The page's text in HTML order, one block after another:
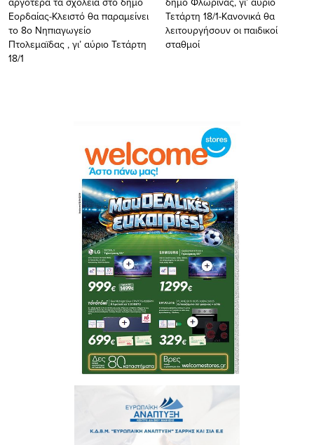
Εορδαίας-Κλειστό θα παραμείνει
το 8ο Νηπιαγωγείο
Πτολεμαϊδας , γι’ αύριο Τετάρτη
18/1
Τετάρτη 18/1-Κανονικά θα
λειτουργήσουν οι παιδικοί
σταθμοί